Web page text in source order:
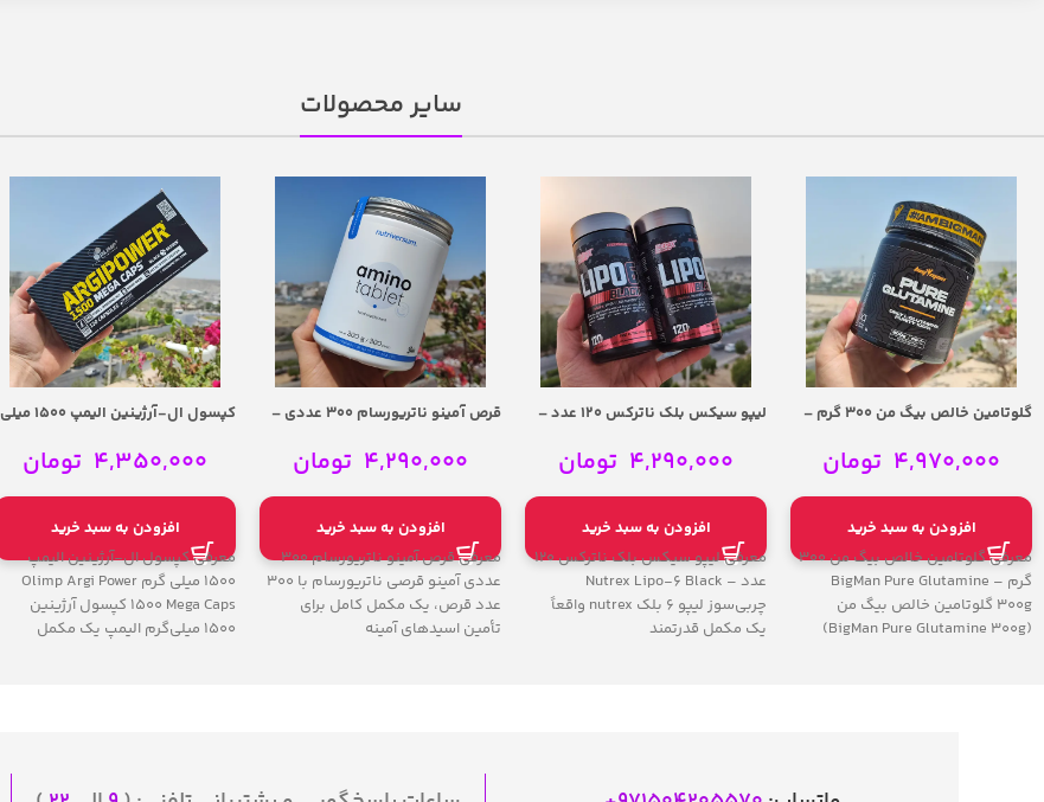
سایر محصولات
گلوتامین خالص بیگ من 300 گرم –
4,970,000 تومان
افزودن به سبد خرید
معرفی گلوتامین خالص بیگ من 300
گرم – BigMan Pure Glutamine
300g گلوتامین خالص بیگ من
(BigMan Pure Glutamine 300g)
لیپو سیکس بلک ناترکس 120 عدد –
4,290,000 تومان
افزودن به سبد خرید
معرفی لیپو سیکس بلک ناترکس 120
عدد – Nutrex Lipo-6 Black
چربی‌سوز لیپو ۶ بلک nutrex واقعاً
یک مکمل قدرتمند
قرص آمینو ناتریورسام 300 عددی –
Tablets
4,290,000 تومان
افزودن به سبد خرید
معرفی قرص آمینو ناتریورسام 300
عددی آمینو قرصی ناتریورسام با ۳۰۰
عدد قرص، یک مکمل کامل برای
تأمین اسیدهای آمینه
کپسول ال-آرژینین الیمپ 1500 میلی
Caps
4,350,000 تومان
افزودن به سبد خرید
معرفی کپسول ال-آرژینین الیمپ
1500 میلی گرم Olimp Argi Power
1500 Mega Caps کپسول آرژینین
۱۵۰۰ میلی‌گرم الیمپ یک مکمل